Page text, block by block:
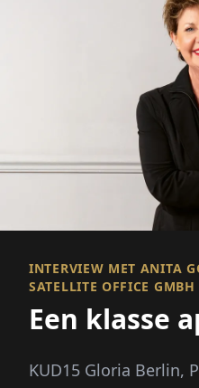
INTERVIEW MET ANITA
SATELLITE OFFICE GMBH
Een klasse
KUD15 Gloria Berlin,